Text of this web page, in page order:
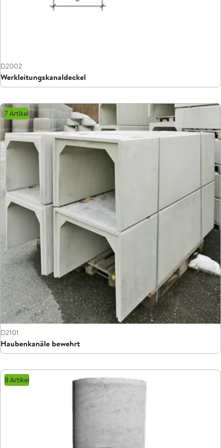
D2002
Werkleitungskanaldeckel
7 Artikel
D2101
Haubenkanäle bewehrt
8 Artikel